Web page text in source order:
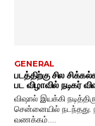
GENERAL
படத்திற்கு சில
பட விழாவில் நடிகர்
விஷால் இயக்கி
சென்னையில் நடந்தது. நிகழ்வில் நடிகர் விஷால் பேசியதாவது, "அனைவருக்கும்
வணக்கம்....